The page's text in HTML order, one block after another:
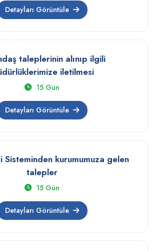
Detayları Görüntüle
taleplerinin alınıp ilgili
iletilmesi
15 Gün
Detayları Görüntüle
Sisteminden kurumumuza gelen
talepler
15 Gün
Detayları Görüntüle